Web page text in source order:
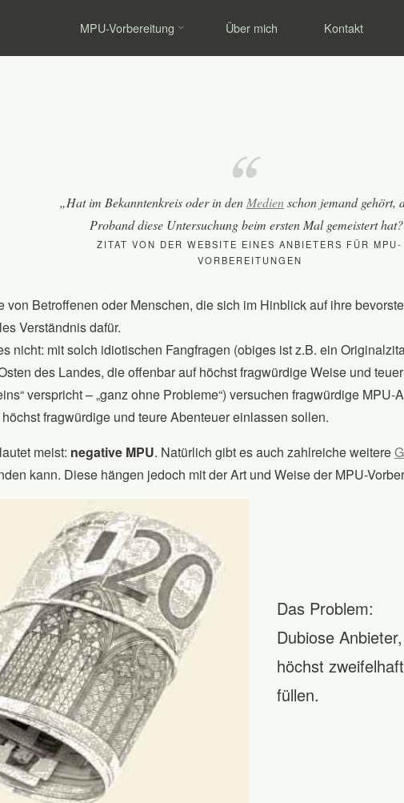
MPU-Vorbereitung Über mich Kontakt
MPU-
„Hat im Bekanntenkreis oder in den Medienschon jemand gehört,
Proband diese Untersuchung beim ersten Mal gemeistert
ZITAT VON DER WEBSITE EINES ANBIETERS FÜR MPU-
VORBEREITUNGEN
von Betroffenen oder Menschen, die sich im Hinblick auf ihre
Verständnis dafür.
nicht: mit solch idiotischen Fangfragen (obiges ist z.B. ein
des Landes, die offenbar auf höchst fragwürdige Weise und
verspricht – „ganz ohne Probleme“) versuchen fragwürdige MPU-
fragwürdige und teure Abenteuer einlassen sollen.
lautet meist: negative MPU. Natürlich gibt es auch zahlreiche weitere
kann. Diese hängen jedoch mit der Art und Weise der MPU-
Das Problem:
Dubiose
höchst
füllen.